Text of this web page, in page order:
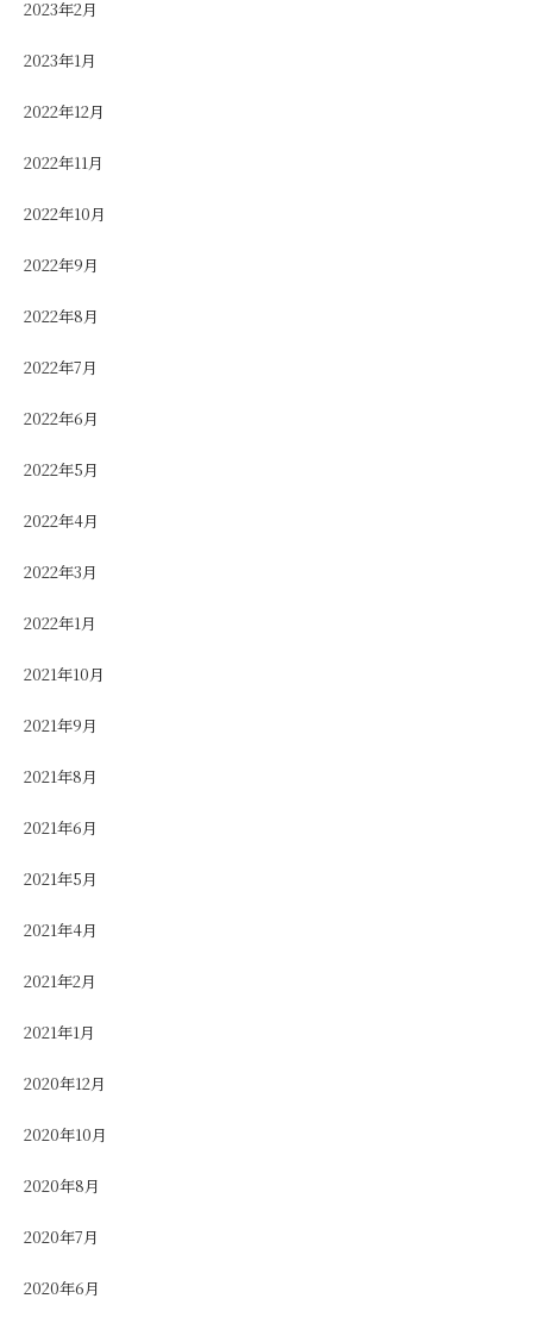
2023年2月
2023年1月
2022年12月
2022年11月
2022年10月
2022年9月
2022年8月
2022年7月
2022年6月
2022年5月
2022年4月
2022年3月
2022年1月
2021年10月
2021年9月
2021年8月
2021年6月
2021年5月
2021年4月
2021年2月
2021年1月
2020年12月
2020年10月
2020年8月
2020年7月
2020年6月